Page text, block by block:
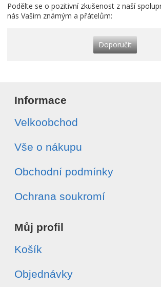
Podělte se o pozitivní zkušenost z naší
nás Vašim známým a přátelům:
Doporučit
Informace
Velkoobchod
Vše o nákupu
Obchodní podmínky
Ochrana soukromí
Můj profil
Košík
Objednávky